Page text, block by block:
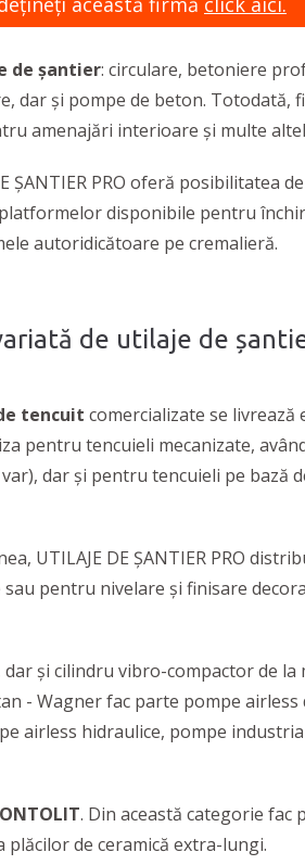
de șantier: circulare, betoniere
dar și pompe de beton.
amenajări interioare și multe
ȘANTIER PRO oferă posibilitatea
disponibile pentru
autoridicătoare pe cremalieră.
de utilaje de
tencuit comercializate se
pentru tencuieli mecanizate,
dar și pentru tencuieli pe bază
UTILAJE DE ȘANTIER PRO
pentru nivelare și finisare
și cilindru vibro-compactor de
- Wagner fac parte pompe
airless hidraulice, pompe
. Din această categorie
de ceramică extra-lungi.